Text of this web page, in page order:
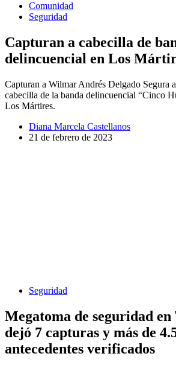
Comunidad
Seguridad
Capturan a cabecilla de
delincuencial en Los
Capturan a Wilmar Andrés Delgado Segura
cabecilla de la banda delincuencial “Cinco
Los Mártires.
Diana Marcela Castellanos
21 de febrero de 2023
Seguridad
Megatoma de seguridad
dejó 7 capturas y más de
antecedentes verificados